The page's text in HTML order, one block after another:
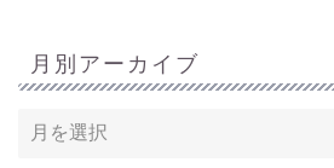
月別アーカイブ